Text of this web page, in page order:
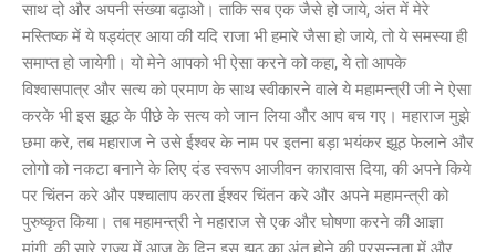
साथ दो और अपनी संख्या बढ़ाओ। ताकि सब एक जैसे हो जाये, अंत में मेरे
मस्तिष्क में ये षड्यंत्र आया की यदि राजा भी हमारे जैसा हो जाये, तो ये समस्या ही
समाप्त हो जायेगी। यो मेने आपको भी ऐसा करने को कहा, ये तो आपके
विश्वासपात्र और सत्य को प्रमाण के साथ स्वीकारने वाले ये महामन्त्री जी ने ऐसा
करके भी इस झूठ के पीछे के सत्य को जान लिया और आप बच गए। महाराज मुझे
छमा करे, तब महाराज ने उसे ईश्वर के नाम पर इतना बड़ा भयंकर झूठ फेलाने और
लोगो को नकटा बनाने के लिए दंड स्वरूप आजीवन कारावास दिया, की अपने किये
पर चिंतन करे और पश्चाताप करता ईश्वर चिंतन करे और अपने महामन्त्री को
पुरुष्कृत किया। तब महामन्त्री ने महाराज से एक और घोषणा करने की आज्ञा